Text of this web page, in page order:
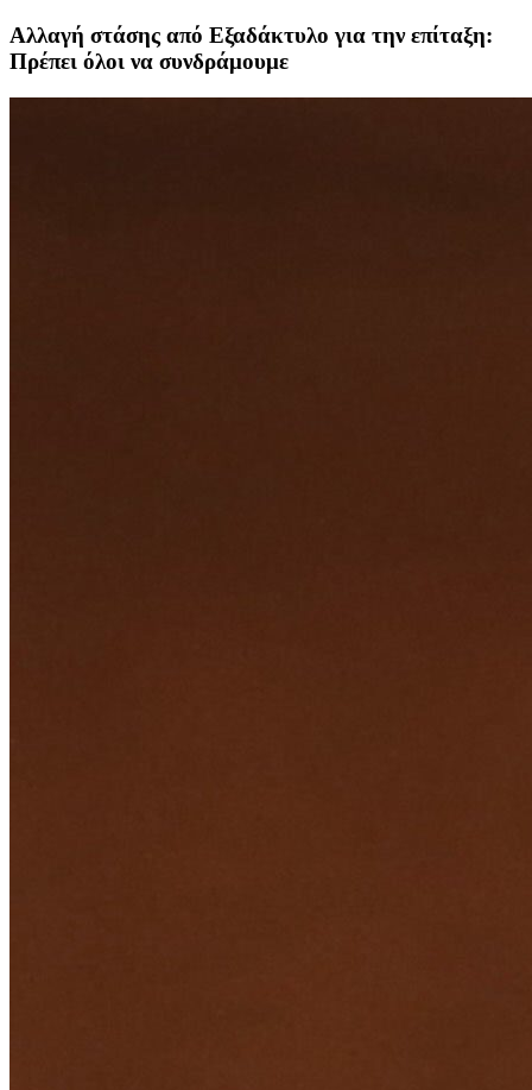
Αλλαγή στάσης από Εξαδάκτυλο για την επίταξη:
Πρέπει όλοι να συνδράμουμε